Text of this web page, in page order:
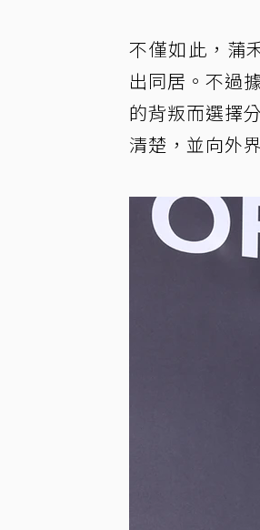
不僅如此，蒲
出同居。不過
的背叛而選擇
清楚，並向外